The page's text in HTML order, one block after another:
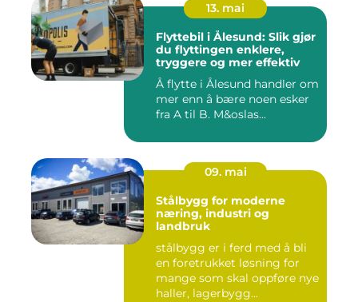
13. mai
Flyttebil i Ålesund: Slik gjør
du flyttingen enklere,
tryggere og mer effektiv
Å flytte i Ålesund handler om
mer enn å bære noen esker
fra A til B. M&oslas...
09. mai
Stålbygg for moderne
næring, industri og
landbruk
stålbygg er i ferd med å bli
en foretrukket løsning for
mange som skal oppføre nye
haller, lagerbygg...